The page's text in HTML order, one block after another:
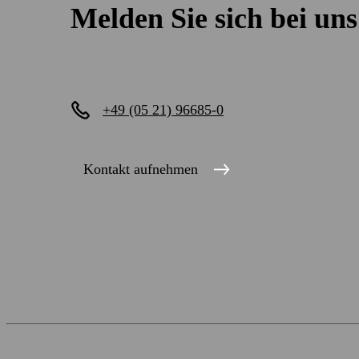
Melden Sie sich bei
+49 (05 21) 96685-0
Kontakt aufnehmen